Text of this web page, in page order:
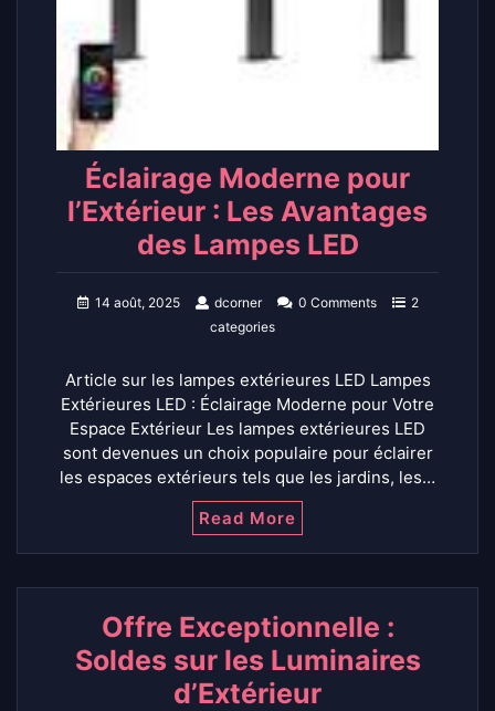
Éclairage Moderne pour
l’Extérieur : Les Avantages
des Lampes LED
14 août, 2025 dcorner 0 Comments
2
categories
Article sur les lampes extérieures LED Lampes
Extérieures LED : Éclairage Moderne pour Votre
Espace Extérieur Les lampes extérieures LED
sont devenues un choix populaire pour éclairer
les espaces extérieurs tels que les jardins, les…
Read More
Offre Exceptionnelle :
Soldes sur les Luminaires
d’Extérieur